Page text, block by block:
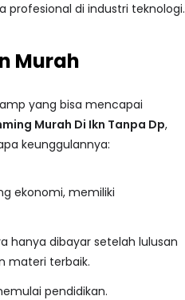
profesional di industri teknologi.
Murah
yang bisa mencapai
Murah Di Ikn Tanpa Dp,
keunggulannya:
ekonomi, memiliki
hanya dibayar setelah lulusan
materi terbaik.
pendidikan.